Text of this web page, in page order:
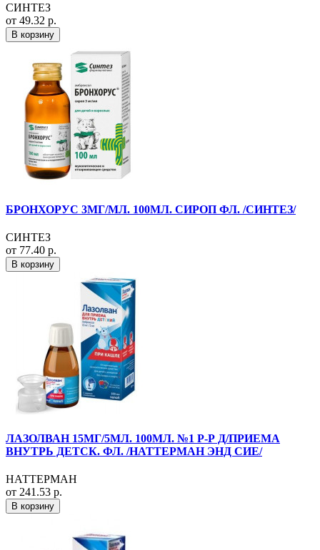
СИНТЕЗ
от 49.32 р.
В корзину
БРОНХОРУС 3МГ/МЛ. 100МЛ. СИРОП ФЛ. /СИНТЕЗ/
СИНТЕЗ
от 77.40 р.
В корзину
ЛАЗОЛВАН 15МГ/5МЛ. 100МЛ. №1 Р-Р Д/ПРИЕМА
ВНУТРЬ ДЕТСК. ФЛ. /НАТТЕРМАН ЭНД СИЕ/
НАТТЕРМАН
от 241.53 р.
В корзину